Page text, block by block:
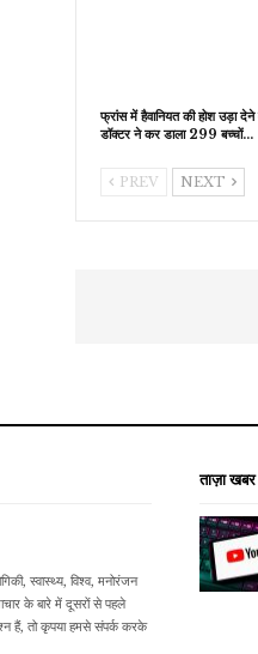
फ्रांस में हैवानियत की होश उड़ा देने
डॉक्टर ने कर डाला 299 बच्चों…
PREV NEXT
स्वास्थ्य, विश्व, मनोरंजन
के बारे में दूसरों से पहले
हैं, तो कृपया हमसे संपर्क करके
ताज़ा खबर